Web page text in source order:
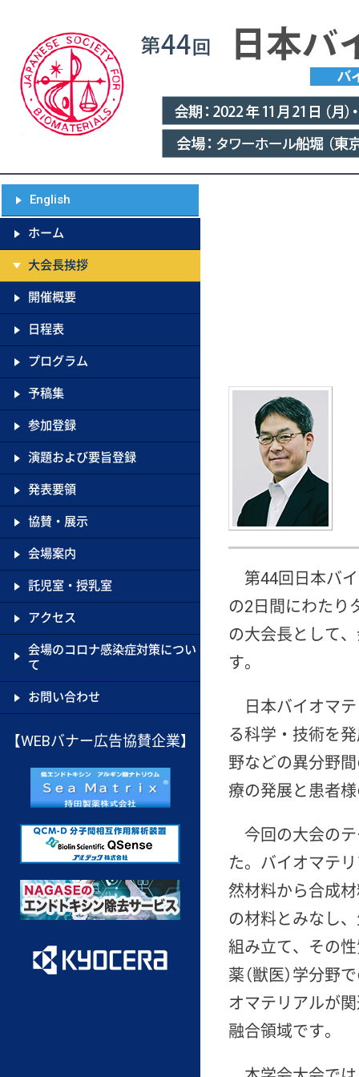
第44回日本バイ
の2日間にわたり
の大会長として
す。
日本バイオマ
る科学・技術を
野などの異分野
療の発展と患者様
今回の大会の
た。バイオマテ
然材料から合成
の材料とみなし
組み立て、その
薬（獣医）学分
オマテリアルが
融合領域です。
English
ホーム
大会長挨拶
開催概要
日程表
プログラム
予稿集
参加登録
演題および要旨登録
発表要領
協賛・展示
会場案内
託児室・授乳室
アクセス
会場のコロナ感染症対策につい
て
お問い合わせ
【WEBバナー広告協賛企業】